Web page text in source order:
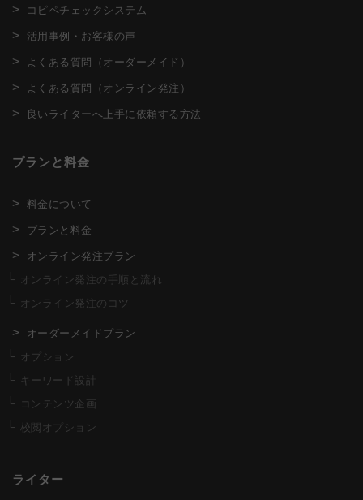
コピペチェックシステム
活用事例・お客様の声
よくある質問（オーダーメイド）
よくある質問（オンライン発注）
良いライターへ上手に依頼する方法
プランと料金
料金について
プランと料金
オンライン発注プラン
オンライン発注の手順と流れ
オンライン発注のコツ
オーダーメイドプラン
オプション
キーワード設計
コンテンツ企画
校閲オプション
ライター